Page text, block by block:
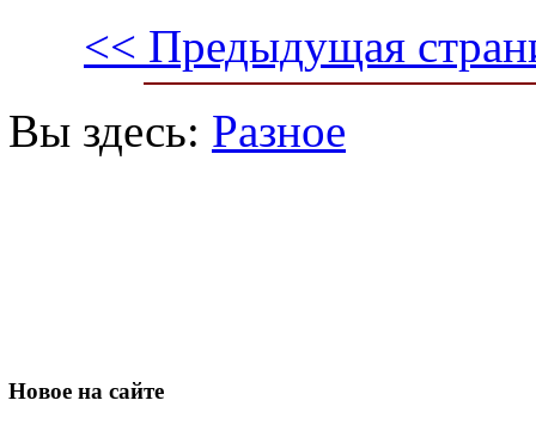
<< Предыдущая
Вы здесь: Разное
Новое на сайте